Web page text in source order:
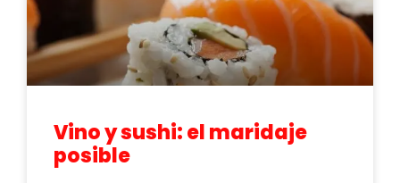
Vino y sushi: el maridaje
posible